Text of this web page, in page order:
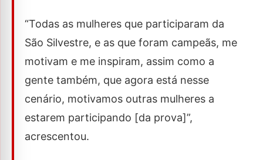
“Todas as mulheres que participaram da
São Silvestre, e as que foram campeãs, me
motivam e me inspiram, assim como a
gente também, que agora está nesse
cenário, motivamos outras mulheres a
estarem participando [da prova]”,
acrescentou.